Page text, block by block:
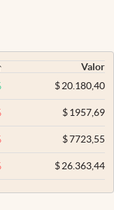
Valor
$20.180,40
$1957,69
$7723,55
$26.363,44